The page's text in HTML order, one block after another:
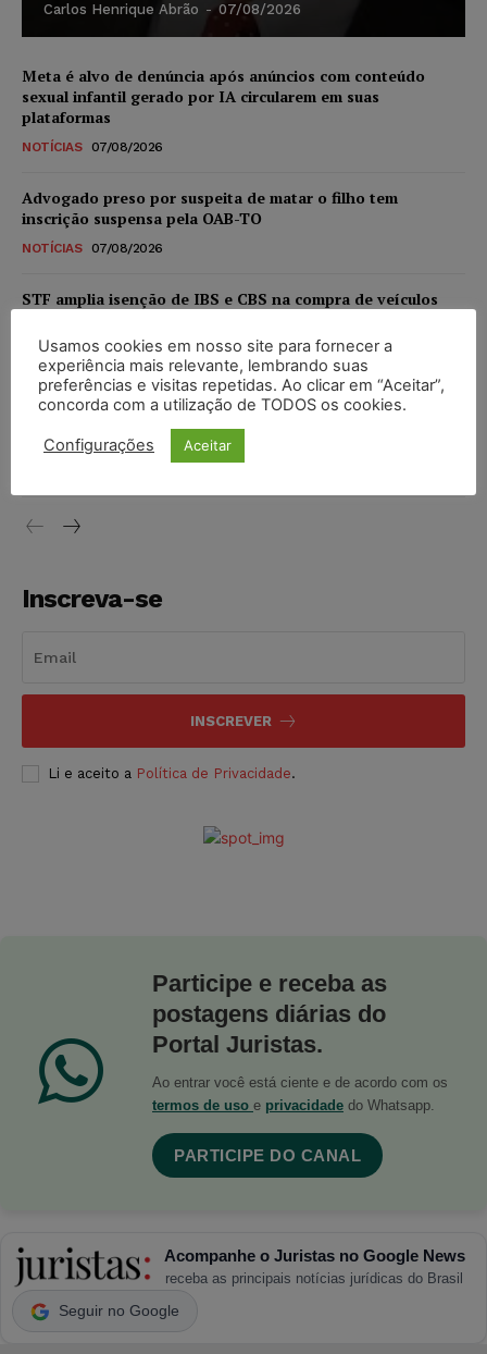
Carlos Henrique Abrão - 07/08/2026
Meta é alvo de denúncia após anúncios com conteúdo
sexual infantil gerado por IA circularem em suas
plataformas
NOTÍCIAS 07/08/2026
Advogado preso por suspeita de matar o filho tem
inscrição suspensa pela OAB-TO
NOTÍCIAS 07/08/2026
STF amplia isenção de IBS e CBS na compra de veículos
níveis
DIREITO TRIBUTÁRIO 07/08/2026
vendia canetas emagrecedoras no local de trabalho
Inscreva-se
INSCREVER
Li e aceito a Política de Privacidade.
Participe e receba as
postagens diárias do
Portal Juristas.
Ao entrar você está ciente e de acordo com os
termos de uso e privacidade do Whatsapp.
PARTICIPE DO CANAL
Acompanhe o Juristas no Google News
receba as principais notícias jurídicas do Brasil
Seguir no Google
Usamos cookies em nosso site para fornecer a
experiência mais relevante, lembrando suas
preferências e visitas repetidas. Ao clicar em “Aceitar”,
concorda com a utilização de TODOS os cookies.
Configurações Aceitar